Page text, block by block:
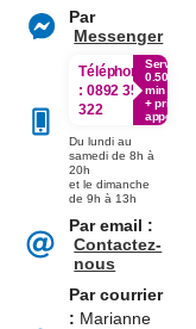
Par
Messenger
Téléphone
: 0892 350
322
Service
0.50€ /
min
+ prix
appel
Du lundi au
samedi de 8h à
20h
et le dimanche
de 9h à 13h
Par email :
Contactez-
nous
Par courrier
: Marianne